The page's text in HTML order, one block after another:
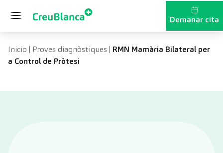
Demanar cita
Inicio | Proves diagnòstiques| RMN Mamària Bilateral per
a Control de Pròtesi